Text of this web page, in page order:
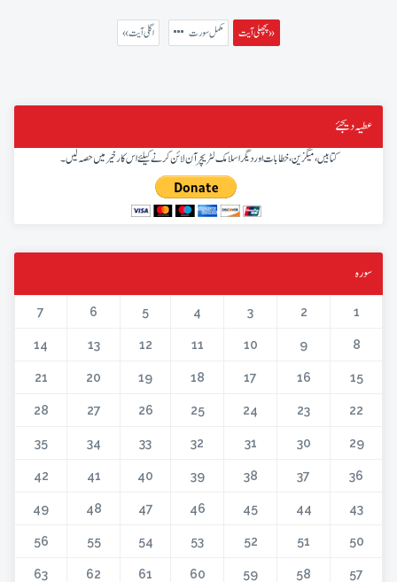
پچھلی آیت » مکمل سورت « اگلی آیت
عطیہ دیجئے
کتابیں، میگزین، خطابات اور دیگر اسلامک لٹریچر آن لائن کرنے کیلئے اس کار خیر میں حصہ لیں۔
سورہ
1
2
3
4
5
6
7
8
9
10
11
12
13
14
15
16
17
18
19
20
21
22
23
24
25
26
27
28
29
30
31
32
33
34
35
36
37
38
39
40
41
42
43
44
45
46
47
48
49
50
51
52
53
54
55
56
57
58
59
60
61
62
63